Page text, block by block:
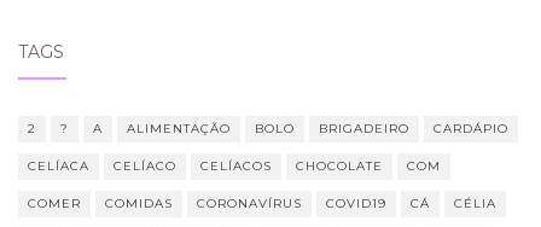
TAGS
2 ? A ALIMENTAÇÃO BOLO BRIGADEIRO CARDÁPIO
CELÍACA CELÍACO CELÍACOS CHOCOLATE COM
COMER COMIDAS CORONAVÍRUS COVID19 CÁ CÉLIA